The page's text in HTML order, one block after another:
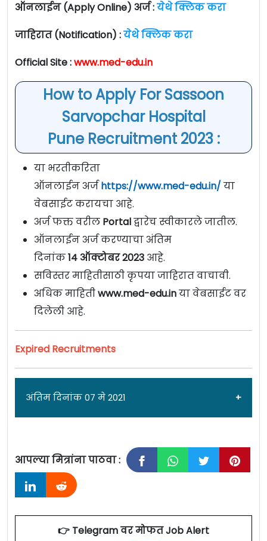
ऑनलाईन (Apply Online) अर्ज :येथे क्लिक करा
जाहिरात (Notification) :येथे क्लिक करा
Official Site :www.med-edu.in
How to Apply For Sassoon
Sarvopchar Hospital
Pune Recruitment 2023 :
या भरतीकरिता
ऑनलाईन अर्जhttps://www.med-edu.in/ या
वेबसाईट करायचा आहे.
अर्ज फक्त वरील Portalद्वारेच स्वीकारले जातील.
ऑनलाईन अर्ज करण्याचा अंतिम
दिनांक14 ऑक्टोबर 2023 आहे.
सविस्तर माहितीसाठी कृपया जाहिरात वाचावी.
अधिक माहितीwww.med-edu.inया वेबसाईट वर
दिलेली आहे.
Expired Recruitments
अंतिम दिनांक 07 मे 2021
जाहिरात दिनांक: ०६/०५/२१
ससून सर्वोपचार रुग्णालय [Sassoon Sarvopchar
Hospital Pune] पुणे येथे स्टाफ नर्स पदांच्या जागांसाठी
पात्र उमेदवारांकडून अर्ज मागवण्यात येत असून
आपल्या मित्रांना पाठवा :
👉 Telegram वर मोफत Job Alert